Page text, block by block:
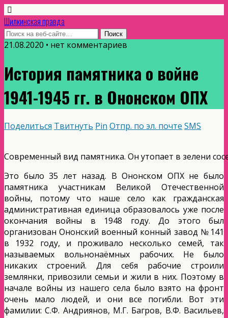
Шилкинская правда
21.08.2020 • нет комментариев
История памятника о войне
1941-1945 гг. в Ононском ОПХ
Поделиться Твитнуть Pin Отпр. по эл. почте SMS
Современный вид памятника. Он утопает в зелени
Это было 35 лет назад. В Ононском ОПХ не было
памятника участникам Великой Отечественной
войны, потому что наше село как гражданская
административная единица образовалось уже после
окончания войны в 1948 году. До этого был
организован Ононский военный конный завод № 141
в 1932 году, и проживало несколько семей, так
называемых вольнонаёмных рабочих. Не было
никаких строений. Для себя рабочие строили
землянки, привозили семьи и жили в них. Поэтому в
начале войны из нашего села было взято на фронт
очень мало людей, и они все погибли. Вот эти
фамилии: С.Ф. Андриянов, М.Г. Багров, В.Ф. Васильев,